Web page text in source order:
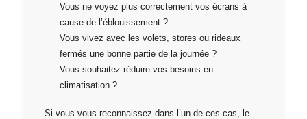
Vous ne voyez plus correctement vos écrans à
cause de l’éblouissement ?
Vous vivez avec les volets, stores ou rideaux
fermés une bonne partie de la journée ?
Vous souhaitez réduire vos besoins en
climatisation ?
Si vous vous reconnaissez dans l’un de ces cas, le